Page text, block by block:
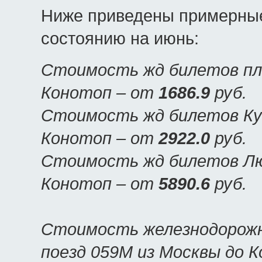
Ниже приведены
состоянию на июнь:
Стоимость жд билетов
Конотоп – от 1686.9 руб.
Стоимость жд билетов
Конотоп – от2922.0 руб.
Стоимость жд билетов
Конотоп – от 5890.6 руб.
Стоимость
поезд 059М из Москвы до